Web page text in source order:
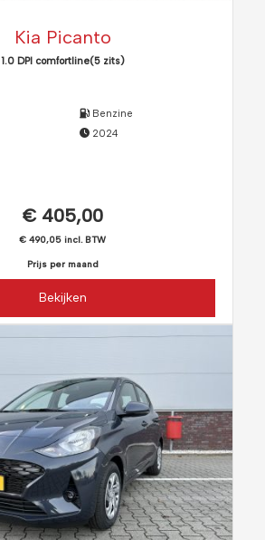
Kia Picanto
1.0 DPI comfortline(5 zits)
Benzine
2024
€ 405,00
€ 490,05 incl. BTW
Prijs per maand
Bekijken